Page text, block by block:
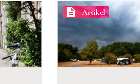
description Artikel